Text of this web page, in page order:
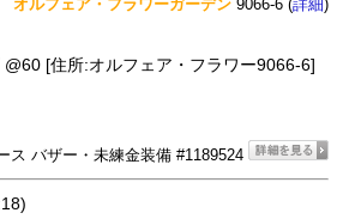
オルフェア・フラワーガーデン 9066-6 (詳細)
@60 [住所:オルフェア・フラワー9066-6]
ス バザー・未練金装備 #1189524